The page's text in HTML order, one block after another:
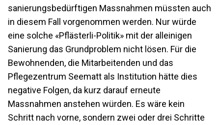
sanierungsbedürftigen Massnahmen müssten auch
in diesem Fall vorgenommen werden. Nur würde
eine solche «Pflästerli-Politik» mit der alleinigen
Sanierung das Grundproblem nicht lösen. Für die
Bewohnenden, die Mitarbeitenden und das
Pflegezentrum Seematt als Institution hätte dies
negative Folgen, da kurz darauf erneute
Massnahmen anstehen würden. Es wäre kein
Schritt nach vorne, sondern zwei oder drei Schritte